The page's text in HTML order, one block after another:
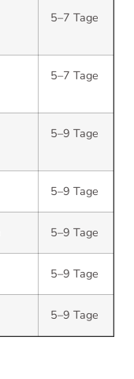
5–7 Tage
5–7 Tage
5–9 Tage
5–9 Tage
5–9 Tage
5–9 Tage
5–9 Tage